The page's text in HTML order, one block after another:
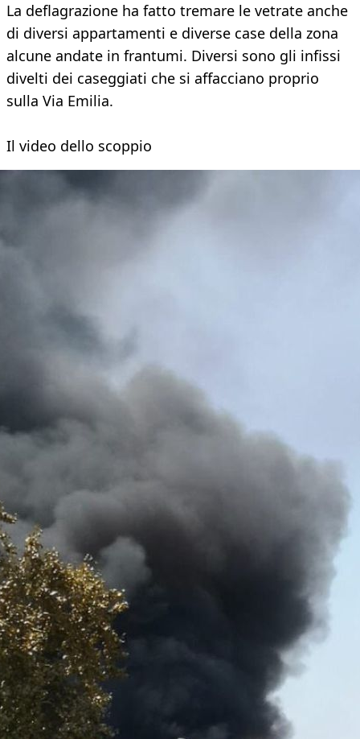
La deflagrazione ha fatto tremare le vetrate anche
di diversi appartamenti e diverse case della zona
alcune andate in frantumi. Diversi sono gli infissi
divelti dei caseggiati che si affacciano proprio
sulla Via Emilia.
Il video dello scoppio